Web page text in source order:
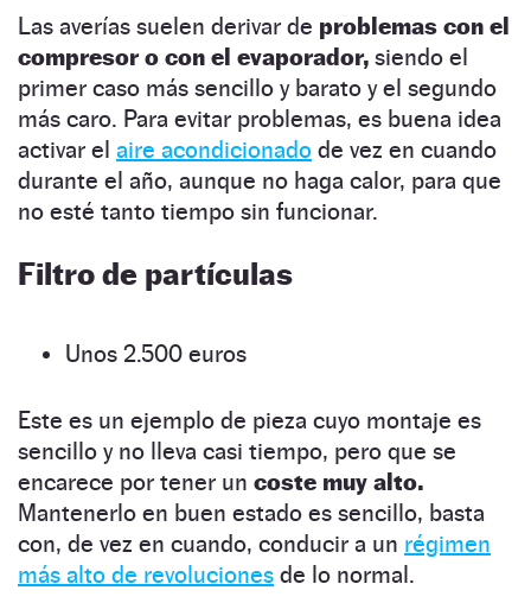
Las averías suelen derivar de problemas con el
compresor o con el evaporador, siendo el
primer caso más sencillo y barato y el segundo
más caro. Para evitar problemas, es buena idea
activar el aire acondicionado de vez en cuando
durante el año, aunque no haga calor, para que
no esté tanto tiempo sin funcionar.
Filtro de partículas
Unos 2.500 euros
Este es un ejemplo de pieza cuyo montaje es
sencillo y no lleva casi tiempo, pero que se
encarece por tener un coste muy alto.
Mantenerlo en buen estado es sencillo, basta
con, de vez en cuando, conducir a un régimen
más alto de revoluciones de lo normal.